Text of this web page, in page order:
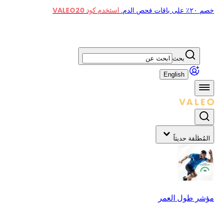
خصم ٢٠٪ على باقات فحص الدم. استخدم كود VALEO20
بحث
English
المُطلَقة حديثاً
مؤشر طول العمر